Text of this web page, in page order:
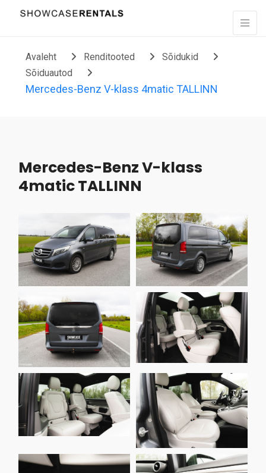
Liigu sisu juurde
Avaleht Renditooted
Sõidukid
Sõiduautod
Mercedes-Benz V-klass 4matic TALLINN
Mercedes-Benz V-klass
4matic TALLINN